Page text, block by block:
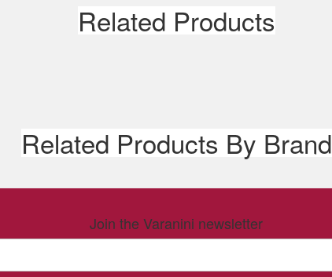
Related Products
Related Products By Brand
Join the Varanini newsletter